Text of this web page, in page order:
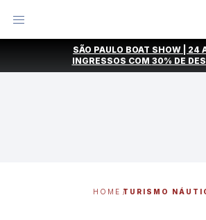
SÃO PAULO BOAT SHOW | 24
INGRESSOS COM 30% DE
HOME TURISMO